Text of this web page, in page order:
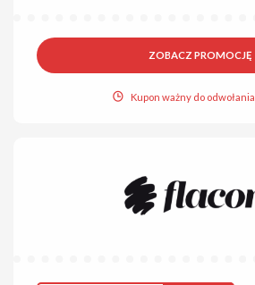
ZOBACZ PROMOCJĘ
Kupon ważny do odwołania